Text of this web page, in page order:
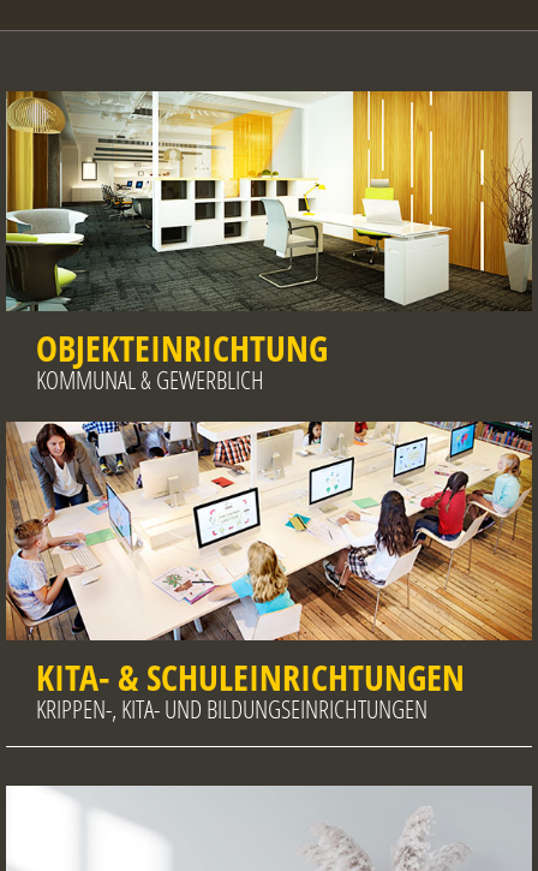
OBJEKTEINRICHTUNG
KOMMUNAL & GEWERBLICH
KITA- & SCHULEINRICHTUNGEN
KRIPPEN-, KITA- UND BILDUNGSEINRICHTUNGEN